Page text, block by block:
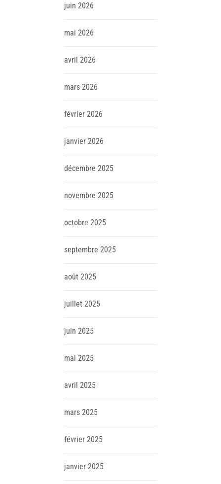
juin 2026
mai 2026
avril 2026
mars 2026
février 2026
janvier 2026
décembre 2025
novembre 2025
octobre 2025
septembre 2025
août 2025
juillet 2025
juin 2025
mai 2025
avril 2025
mars 2025
février 2025
janvier 2025